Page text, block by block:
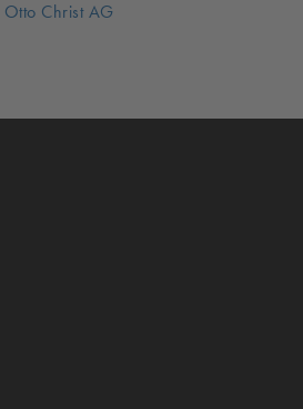
Otto Christ AG